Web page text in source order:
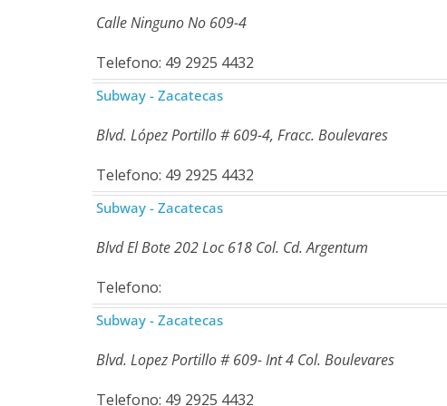
Calle Ninguno No 609-4
Telefono: 49 2925 4432
Subway - Zacatecas
Blvd. López Portillo # 609-4, Fracc. Boulevares
Telefono: 49 2925 4432
Subway - Zacatecas
Blvd El Bote 202 Loc 618 Col. Cd. Argentum
Telefono:
Subway - Zacatecas
Blvd. Lopez Portillo # 609- Int 4 Col. Boulevares
Telefono: 49 2925 4432